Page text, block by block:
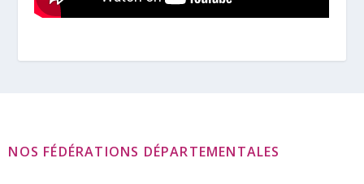
NOS FÉDÉRATIONS DÉPARTEMENTALES